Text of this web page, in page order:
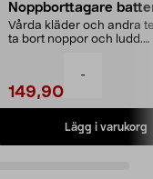
-
Noppborttagare
Vårda kläder och andra
ta bort noppor och ludd.
149,90
Lägg i varukorg